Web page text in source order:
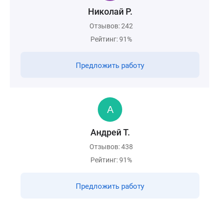
Николай Р.
Отзывов: 242
Рейтинг: 91%
Предложить работу
Андрей Т.
Отзывов: 438
Рейтинг: 91%
Предложить работу